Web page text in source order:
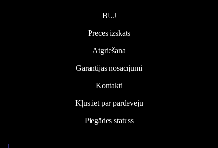
BUJ
Preces izskats
Atgriešana
Garantijas nosacījumi
Kontakti
Kļūstiet par pārdevēju
Piegādes statuss